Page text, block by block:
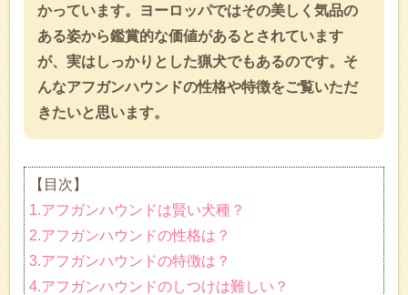
かっています。ヨーロッパではその美しく気品の
ある姿から鑑賞的な価値があるとされています
が、実はしっかりとした猟犬でもあるのです。そ
んなアフガンハウンドの性格や特徴をご覧いただ
きたいと思います。
【目次】
1.アフガンハウンドは賢い犬種？
2.アフガンハウンドの性格は？
3.アフガンハウンドの特徴は？
4.アフガンハウンドのしつけは難しい？